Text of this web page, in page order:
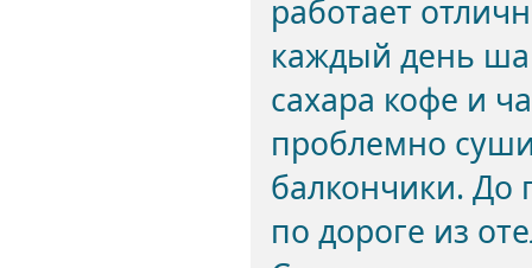
работает
каждый день
сахара кофе и
проблемно
балкончики. До
по дороге из